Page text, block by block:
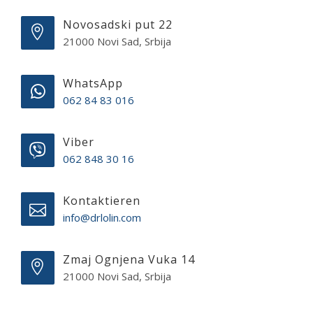
Novosadski put 22
21000 Novi Sad, Srbija
WhatsApp
062 84 83 016
Viber
062 848 30 16
Kontaktieren
info@drlolin.com
Zmaj Ognjena Vuka 14
21000 Novi Sad, Srbija